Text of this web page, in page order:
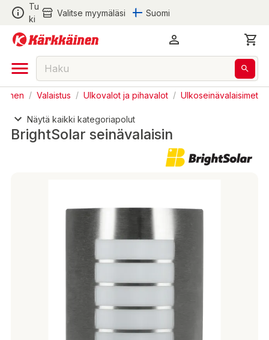
Tu
ki
Valitse myymäläsi Suomi
/ Valaistus / Ulkovalot ja pihavalot / Ulkoseinävalaisimet
Näytä kaikki kategoriapolut
BrightSolar seinävalaisin